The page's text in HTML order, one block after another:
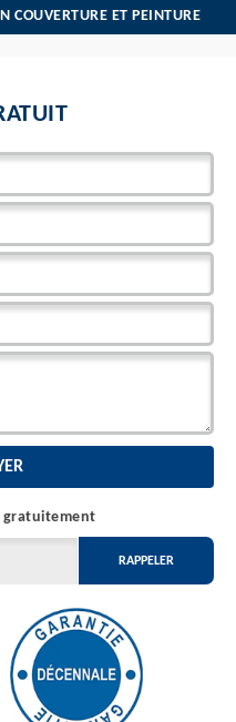
COUVERTURE ET PEINTURE
gratuitement